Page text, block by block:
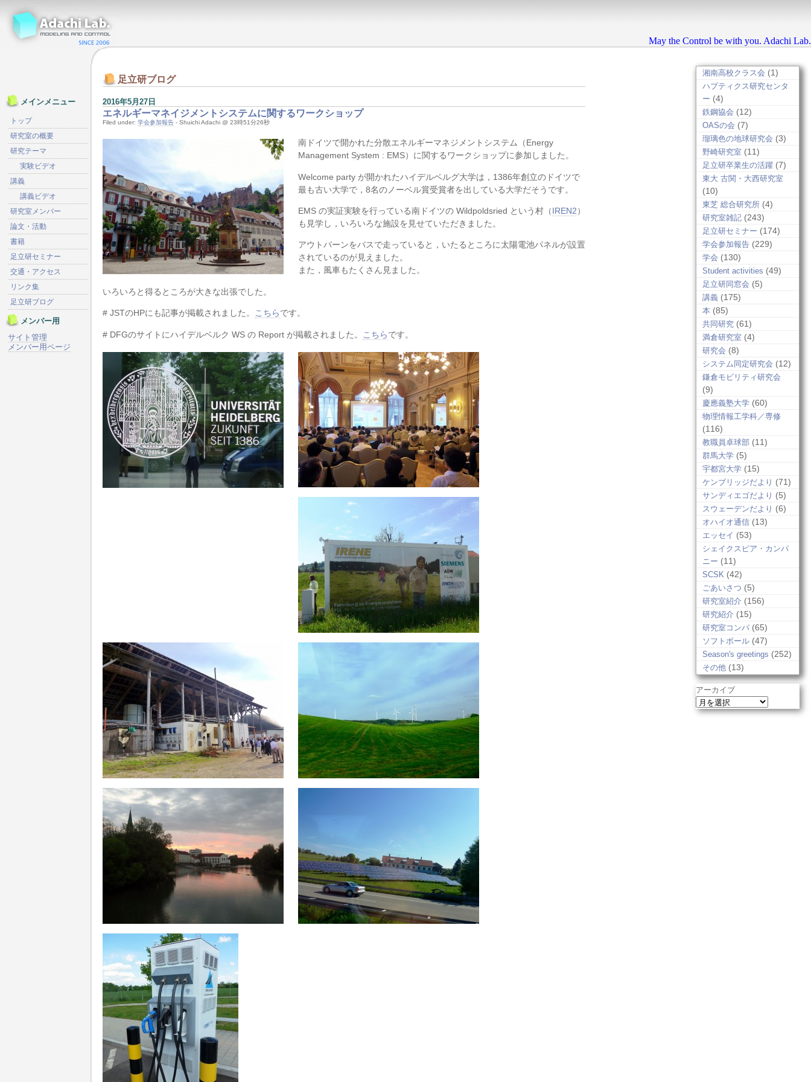
May the Control be with you. Adachi Lab.
足立研ブログ
2016年5月27日
エネルギーマネイジメントシステムに関するワークショップ
Filed under: 学会参加報告 - Shuichi Adachi @ 23時51分26秒
南ドイツで開かれた分散エネルギーマネジメントシステム（Energy
Management System : EMS）に関するワークショップに参加しました。
Welcome party が開かれたハイデルベルグ大学は，1386年創立のドイツで
最も古い大学で，8名のノーベル賞受賞者を出している大学だそうです。
EMS の実証実験を行っている南ドイツの Wildpoldsried という村（IREN2）
も見学し，いろいろな施設を見せていただきました。
アウトバーンをバスで走っていると，いたるところに太陽電池パネルが設置
されているのが見えました。
また，風車もたくさん見ました。
いろいろと得るところが大きな出張でした。
# JSTのHPにも記事が掲載されました。 こちらです。
# DFGのサイトにハイデルベルク WS の Report が掲載されました。 こちらです。
湘南高校クラス会 (1)
ハプティクス研究センタ
ー (4)
鉄鋼協会 (12)
OASの会 (7)
瑠璃色の地球研究会 (3)
野崎研究室 (11)
足立研卒業生の活躍 (7)
東大 古関・大西研究室
(10)
東芝 総合研究所 (4)
研究室雑記 (243)
足立研セミナー (174)
学会参加報告 (229)
学会 (130)
Student activities (49)
足立研同窓会 (5)
講義 (175)
本 (85)
共同研究 (61)
満倉研究室 (4)
研究会 (8)
システム同定研究会 (12)
鎌倉モビリティ研究会
(9)
慶應義塾大学 (60)
物理情報工学科／専修
(116)
教職員卓球部 (11)
群馬大学 (5)
宇都宮大学 (15)
ケンブリッジだより (71)
サンディエゴだより (5)
スウェーデンだより (6)
オハイオ通信 (13)
エッセイ (53)
シェイクスピア・カンパ
ニー (11)
SCSK (42)
ごあいさつ (5)
研究室紹介 (156)
研究紹介 (15)
研究室コンパ (65)
ソフトボール (47)
Season's greetings (252)
その他 (13)
アーカイブ
メインメニュー
トップ
研究室の概要
研究テーマ
実験ビデオ
講義
講義ビデオ
研究室メンバー
論文・活動
書籍
足立研セミナー
交通・アクセス
リンク集
足立研ブログ
メンバー用
サイト管理
メンバー用ページ